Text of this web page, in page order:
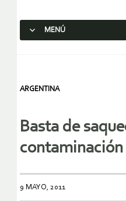
MENÚ
ARGENTINA
Basta de
contaminación
9 MAYO, 2011